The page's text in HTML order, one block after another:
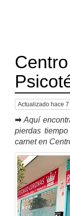
Actualizado hace
➡ Aquí
pierdas
carnet en